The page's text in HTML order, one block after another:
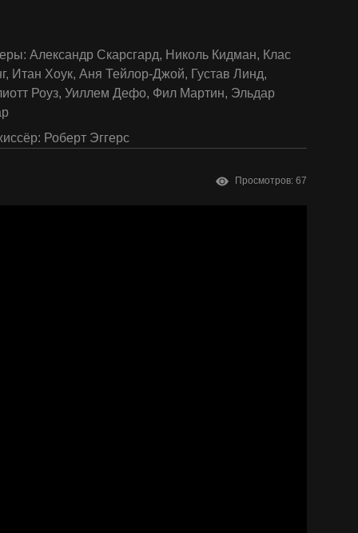
Александр Скарсгард, Николь Кидман, Клас
, Итан Хоук, Аня Тейлор-Джой, Густав Линд,
Роуз, Уиллем Дефо, Фил Мартин, Эльдар
Роберт Эггерс
Просмотров: 67